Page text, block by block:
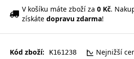
V košíku máte zboží za 0 Kč.
získáte dopravu zdarma!
Kód zboží: K161238
Nejnižší